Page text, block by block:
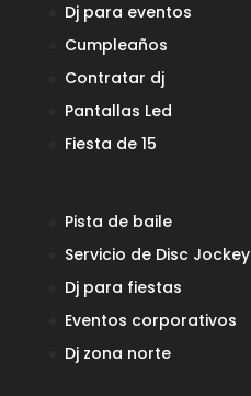
Dj para eventos
Cumpleaños
Contratar dj
Pantallas Led
Fiesta de 15
Pista de baile
Servicio de Disc Jockey
Dj para fiestas
Eventos corporativos
Dj zona norte